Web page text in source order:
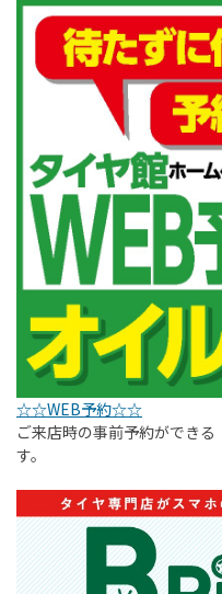
☆☆WEB予約☆☆
ご来店時の事前予約ができる
す。